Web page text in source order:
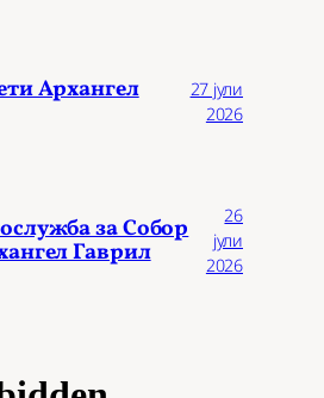
Архангел
27 јули
2026
за Собор
Гаврил
26
јули
2026